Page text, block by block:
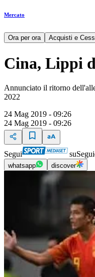
Mercato
Ora per ora Acquisti e
Cina, Lippi
Annunciato il ritorno
2022
24 Mag 2019 - 09:26
24 Mag 2019 - 09:26
Segui su
whatsapp discover